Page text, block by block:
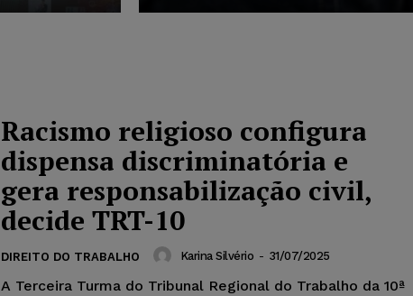
Racismo religioso configura
dispensa discriminatória e
gera responsabilização civil,
decide TRT-10
DIREITO DO TRABALHO Karina Silvério - 31/07/2025
A Terceira Turma do Tribunal Regional do Trabalho da 10ª